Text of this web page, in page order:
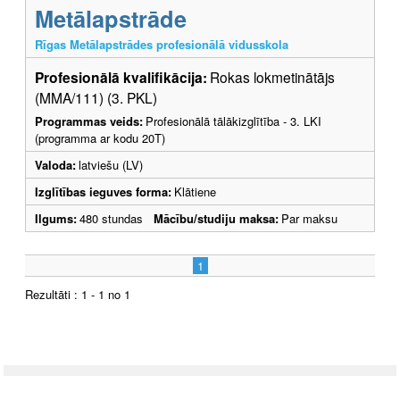
Metālapstrāde
Rīgas Metālapstrādes profesionālā vidusskola
Profesionālā kvalifikācija: Rokas lokmetinātājs
(MMA/111) (3. PKL)
Programmas veids: Profesionālā tālākizglītība - 3. LKI
(programma ar kodu 20T)
Valoda:latviešu (LV)
Izglītības ieguves forma: Klātiene
Ilgums:480 stundas Mācību/studiju maksa: Par maksu
1
Rezultāti : 1 - 1 no 1